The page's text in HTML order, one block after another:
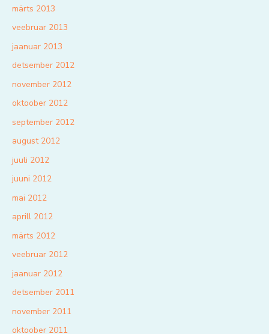
märts 2013
veebruar 2013
jaanuar 2013
detsember 2012
november 2012
oktoober 2012
september 2012
august 2012
juuli 2012
juuni 2012
mai 2012
aprill 2012
märts 2012
veebruar 2012
jaanuar 2012
detsember 2011
november 2011
oktoober 2011